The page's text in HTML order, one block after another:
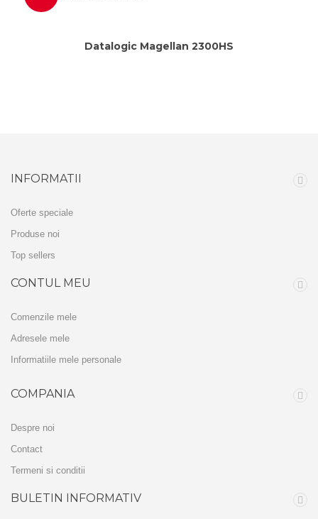
Datalogic Magellan 2300HS
INFORMATII
Oferte speciale
Produse noi
Top sellers
CONTUL MEU
Comenzile mele
Adresele mele
Informatiile mele personale
COMPANIA
Despre noi
Contact
Termeni si conditii
BULETIN INFORMATIV